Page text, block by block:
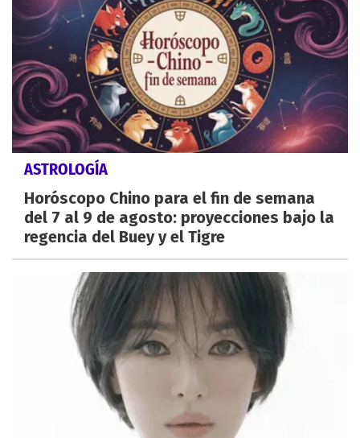
ASTROLOGÍA
Horóscopo Chino para el fin de semana
del 7 al 9 de agosto: proyecciones bajo la
regencia del Buey y el Tigre